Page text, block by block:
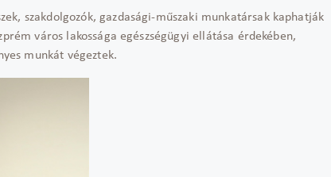
szakdolgozók, gazdasági-műszaki munkatársak kaphatják
város lakossága egészségügyi ellátása érdekében,
munkát végeztek.